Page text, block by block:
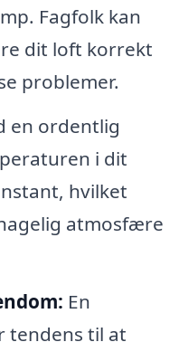
Fagfolk kan
dit loft korrekt
problemer.
en ordentlig
i dit
hvilket
atmosfære
En
tendens til at